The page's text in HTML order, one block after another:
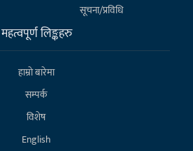
सूचना/प्रविधि
महत्वपूर्ण लिङ्कहरु
हाम्राे बारेमा
सम्पर्क
विशेष
English